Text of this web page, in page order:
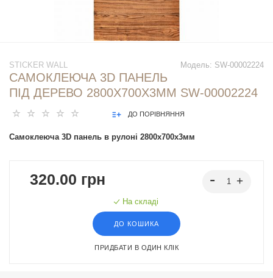
Модель: SW-00002224
STICKER WALL
САМОКЛЕЮЧА 3D ПАНЕЛЬ
ПІД ДЕРЕВО 2800X700X3ММ SW-00002224
ДО ПОРІВНЯННЯ
Самоклеюча 3D панель в рулоні 2800x700x3мм
320.00 грн
На складі
ДО КОШИКА
ПРИДБАТИ В ОДИН КЛІК